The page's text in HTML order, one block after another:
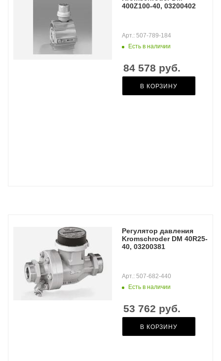
400Z100-40, 03200402
Есть в наличии
Арт.: 507-789-184
84 578 руб.
В КОРЗИНУ
Регулятор давления
Kromschroder DM 40R25-
40, 03200381
Есть в наличии
Арт.: 507-682-440
53 762 руб.
В КОРЗИНУ